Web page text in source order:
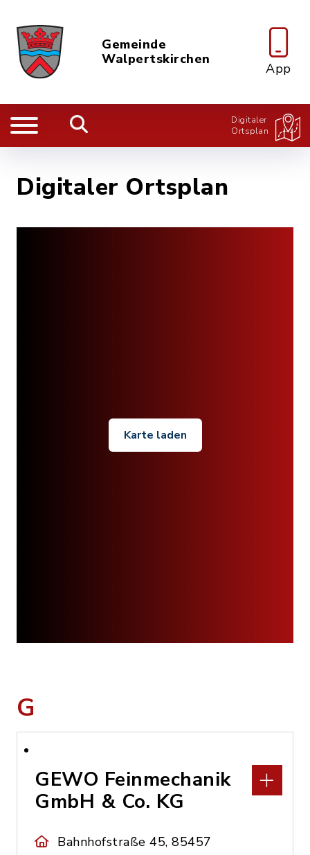
Gemeinde
Walpertskirchen
App
Digitaler
Ortsplan
Digitaler Ortsplan
Karte laden
G
GEWO Feinmechanik
GmbH & Co. KG
Bahnhofstraße 45, 85457